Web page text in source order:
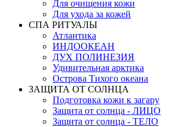
Для очищения кожи
Для ухода за кожей
СПА РИТУАЛЫ
Атлантика
ИНДООКЕАН
ДУХ ПОЛИНЕЗИЯ
Удивительная арктика
Острова Тихого океана
ЗАЩИТА ОТ СОЛНЦА
Подготовка кожи к загару
Защита от солнца - ЛИЦО
Защита от солнца - ТЕЛО